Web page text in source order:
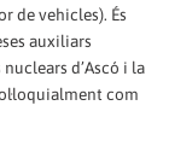
de vehicles). És
auxiliars
d’Ascó i la
com